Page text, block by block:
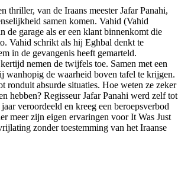
thriller, van de Iraans meester Jafar Panahi,
samen komen. Vahid (Vahid
de garage als er een klant binnenkomt die
Vahid schrikt als hij Eghbal denkt te
in de gevangenis heeft gemarteld.
nemen de twijfels toe. Samen met een
wanhopig de waarheid boven tafel te krijgen.
ronduit absurde situaties. Hoe weten ze zeker
hebben? Regisseur Jafar Panahi werd zelf tot
veroordeeld en kreeg een beroepsverbod
meer zijn eigen ervaringen voor It Was Just
zonder toestemming van het Iraanse